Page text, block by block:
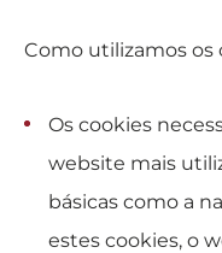
Como utilizamos os
Os cookies
website mais
básicas como a
estes cookies, o